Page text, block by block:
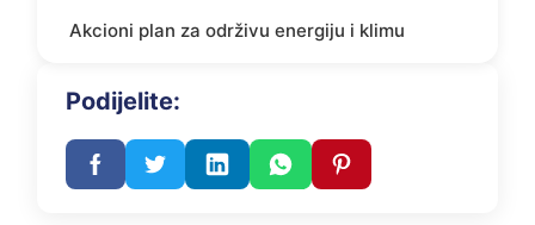
Akcioni plan za održivu energiju i klimu
Podijelite: